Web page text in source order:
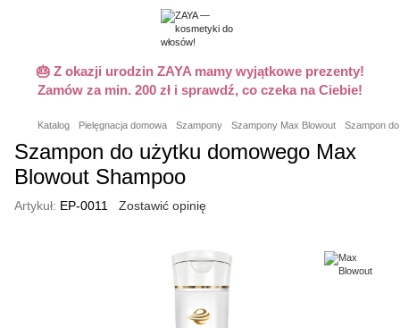
🎂 Z okazji urodzin ZAYA mamy wyjątkowe prezenty!
Zamów za min. 200 zł i sprawdź, co czeka na Ciebie!
Katalog Pielęgnacja domowa Szampony Szampony Max Blowout Szampon
Szampon do użytku domowego Max
Blowout Shampoo
Artykuł: EP-0011 Zostawić opinię